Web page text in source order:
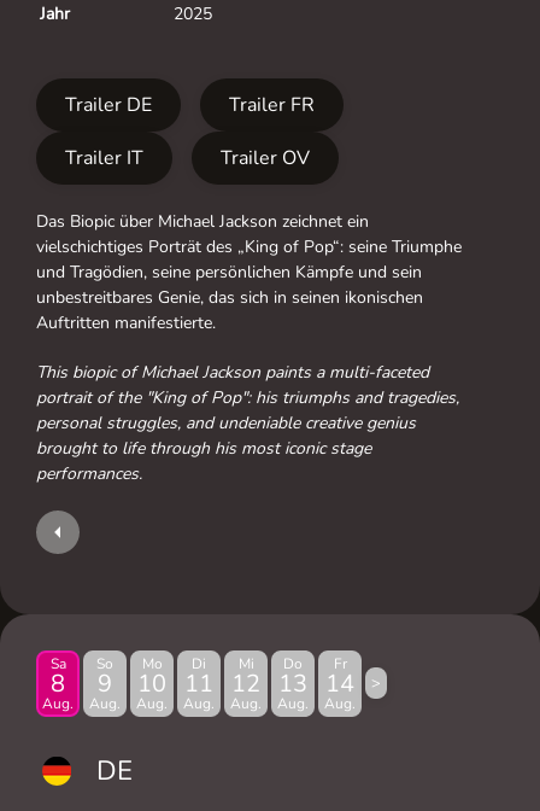
Jahr
2025
Trailer DE
Trailer FR
Trailer IT
Trailer OV
Das Biopic über Michael Jackson zeichnet ein
vielschichtiges Porträt des „King of Pop“: seine Triumphe
und Tragödien, seine persönlichen Kämpfe und sein
unbestreitbares Genie, das sich in seinen ikonischen
Auftritten manifestierte.
This biopic of Michael Jackson paints a multi-faceted
portrait of the "King of Pop": his triumphs and tragedies,
personal struggles, and undeniable creative genius
brought to life through his most iconic stage
performances.
Sa
8
Aug.
So
9
Aug.
Mo
10
Aug.
Di
11
Aug.
Mi
12
Aug.
Do
13
Aug.
Fr
14
Aug.
>
DE